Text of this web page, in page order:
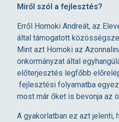
O
S
T
M
Miről szól a fejlesztés?
Erről Homoki Andreát, az
által támogatott
Mint azt Homoki az
önkormányzat által
előterjesztés legfőbb
fejlesztési folyamatba
most már őket is bevonja az
A gyakorlatban ez azt jelenti,